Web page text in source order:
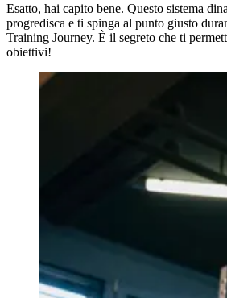
Esatto, hai capito bene. Questo sistema
progredisca e ti spinga al punto giusto
Training Journey. È il segreto che ti
obiettivi!